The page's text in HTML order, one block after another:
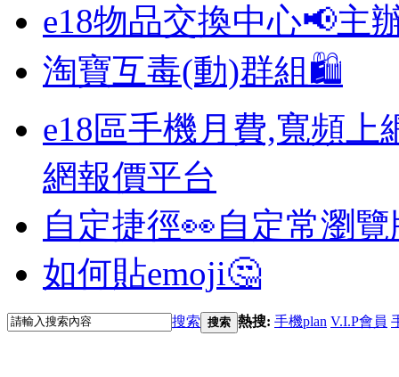
e18物品交換中心📢主
淘寶互毒(動)群組🛍️
e18區手機月費,寬頻上
網報價平台
自定捷徑👀自定常瀏
如何貼emoji🤔
搜索 搜索 熱搜: 手機plan V.I.P會員